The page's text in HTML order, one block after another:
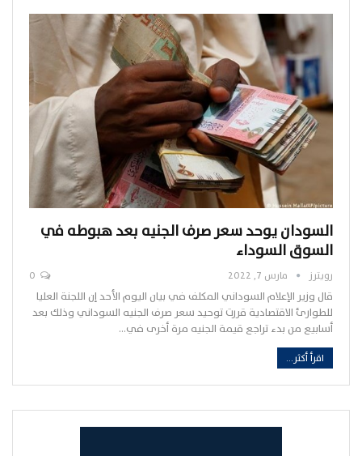
السودان يوحد سعر صرف الجنيه بعد هبوطه في
السوق السوداء
رويترز مارس 7, 2022
قال وزير الإعلام السوداني المكلف في بيان اليوم الأحد إن اللجنة العليا
للطوارئ الاقتصادية قررت توحيد سعر صرف الجنيه السوداني وذلك بعد
أسابيع من بدء تراجع قيمة الجنيه مرة أخرى في…
اقرأ أكثر...